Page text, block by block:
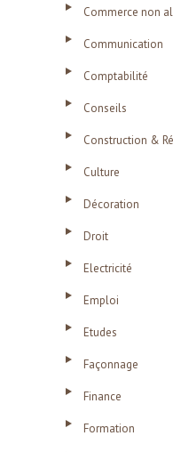
Commerce non
Communication
Comptabilité
Conseils
Construction &
Culture
Décoration
Droit
Electricité
Emploi
Etudes
Façonnage
Finance
Formation